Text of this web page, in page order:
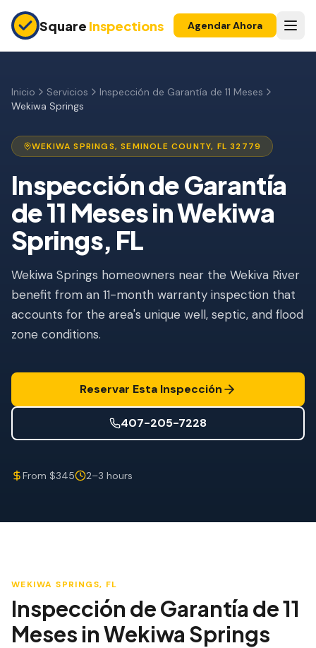
Square Inspections Agendar Ahora
Inspección Pre-Compra
Construcción Nueva
Garantía 11 Meses
Inspección de Condominio
Inspección Pre-Listado
Propiedad de Inversión
INSPECCIONES DE SEGURO
Inspección 4 Puntos
Mitigación de Viento
SERVICIOS ESPECIALIZADOS
Mantenimiento Anual
Seguridad Post-Huracán
Imagen Térmica
Inspección de Termitas
Inicio Servicios
Inspección de Garantía de 11 Meses
Wekiwa Springs
WEKIWA SPRINGS,SEMINOLE COUNTY, FL 32779
Inspección de Garantía
de 11 MesesinWekiwa
Springs, FL
Wekiwa Springs homeowners near the Wekiva River
benefit from an 11-month warranty inspection that
accounts for the area's unique well, septic, and flood
zone conditions.
Reservar Esta Inspección
407-205-7228
From $345 2–3 hours
WEKIWA SPRINGS, FL
Inspección de Garantía de 11
Meses inWekiwa Springs